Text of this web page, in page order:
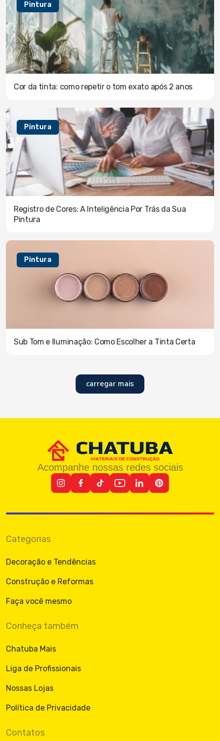
Pintura
Cor da tinta: como repetir o tom exato após 2 anos
Pintura
Registro de Cores: A Inteligência Por Trás da Sua
Pintura
Pintura
Sub Tom e Iluminação: Como Escolher a Tinta Certa
carregar mais
Acompanhe nossas redes sociais
Categorias
Decoração e Tendências
Construção e Reformas
Faça você mesmo
Conheça também
Chatuba Mais
Liga de Profissionais
Nossas Lojas
Política de Privacidade
Contatos